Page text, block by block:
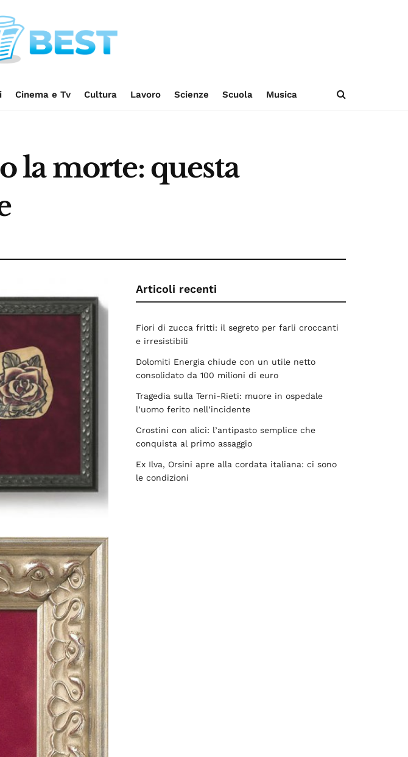
Cinema e Tv Cultura Lavoro Scienze Scuola Musica
la morte: questa
Articoli recenti
Fiori di zucca fritti: il segreto per farli croccanti
e irresistibili
Dolomiti Energia chiude con un utile netto
consolidato da 100 milioni di euro
Tragedia sulla Terni-Rieti: muore in ospedale
l’uomo ferito nell’incidente
Crostini con alici: l’antipasto semplice che
conquista al primo assaggio
Ex Ilva, Orsini apre alla cordata italiana: ci sono
le condizioni